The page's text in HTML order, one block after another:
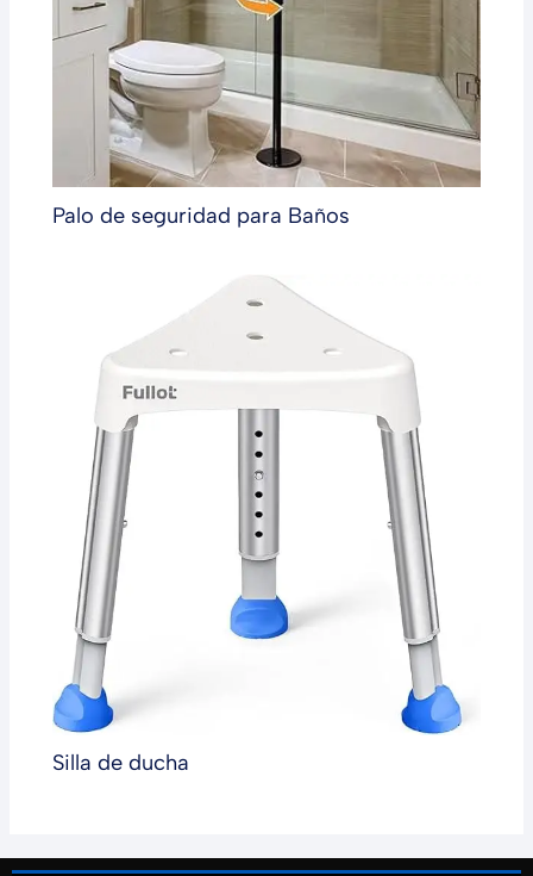
Palo de seguridad para Baños
Silla de ducha